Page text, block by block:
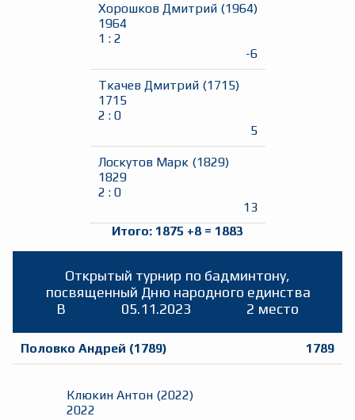
Хорошков Дмитрий (1964)
1964
1 : 2
-6
Ткачев Дмитрий (1715)
1715
2 : 0
5
Лоскутов Марк (1829)
1829
2 : 0
13
Итого: 1875 +8 = 1883
Открытый турнир по бадминтону,
посвященный Дню народного единства
B
05.11.2023 2 место
Половко Андрей (1789) 1789
Клюкин Антон (2022)
2022